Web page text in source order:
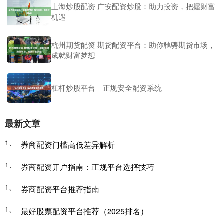
上海炒股配资 广安配资炒股：助力投资，把握财富
机遇
杭州期货配资 期货配资平台：助你驰骋期货市场，
成就财富梦想
杠杆炒股平台｜正规安全配资系统
最新文章
1、 券商配资门槛高低差异解析
1、 券商配资开户指南：正规平台选择技巧
1、 券商配资平台推荐指南
1、 最好股票配资平台推荐（2025排名）